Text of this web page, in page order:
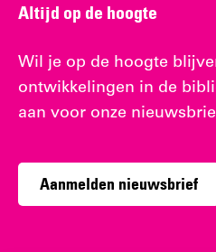
Altijd op de hoogte
Wil je op de hoogte
ontwikkelingen in de
aan voor onze
Aanmelden nieuwsbrief